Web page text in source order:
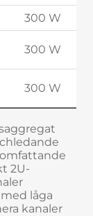
300 W
300 W
300 W
2U-
låga
kanaler